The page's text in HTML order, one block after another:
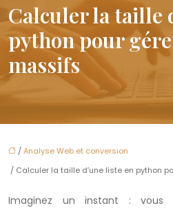
Calculer la taille
python pour
massifs
/Analyse Web et conversion
/ Calculer la taille d’une liste en python
Imaginez un instant : vous